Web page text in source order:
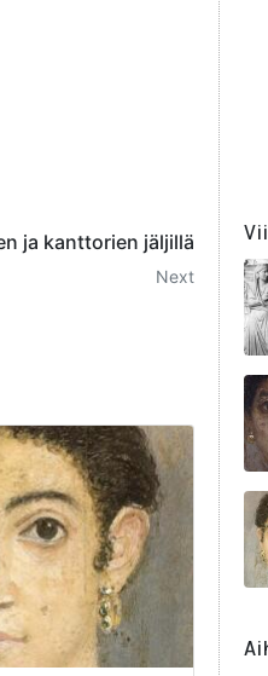
ja kanttorien jäljillä
Next